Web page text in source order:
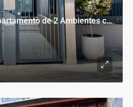
OPORTUNIDAD!!! Departamento de 2 Ambientes con Cochera en Banfield Este